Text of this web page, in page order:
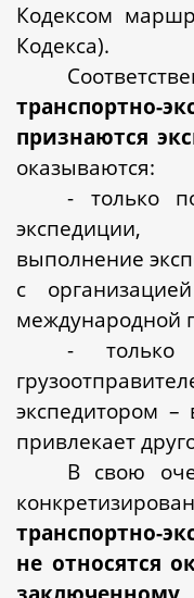
Кодексом
Кодекса).
транспортно-
признаются
оказываются:
- только
экспедиции,
выполнение
с
международной
- только
экспедитором –
привлекает
В свою
транспортно-
не относятся